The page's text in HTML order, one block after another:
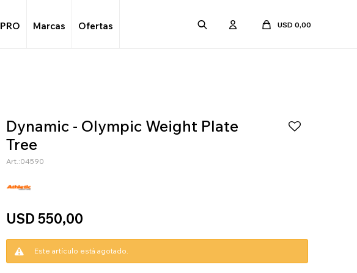
PRO Marcas Ofertas USD 0,00
Dynamic - Olympic Weight Plate
Tree
04590
USD 550,00
Este artículo está agotado.